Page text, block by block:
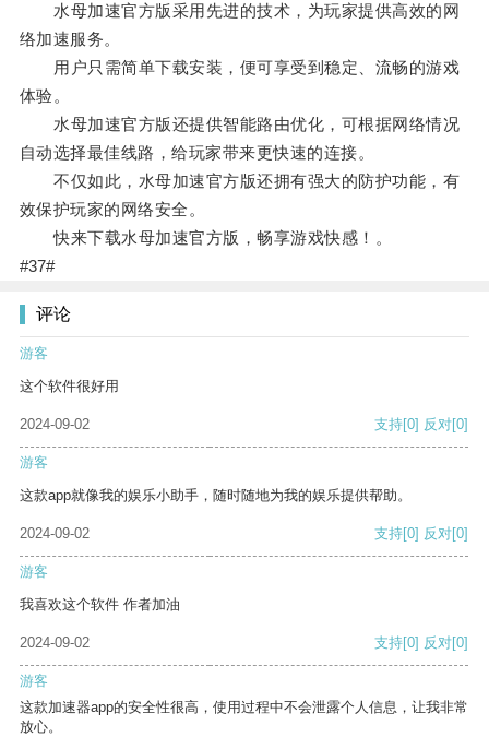
水母加速官方版采用先进的技术，为玩家提供高效的网
络加速服务。
用户只需简单下载安装，便可享受到稳定、流畅的游戏
体验。
水母加速官方版还提供智能路由优化，可根据网络情况
自动选择最佳线路，给玩家带来更快速的连接。
不仅如此，水母加速官方版还拥有强大的防护功能，有
效保护玩家的网络安全。
快来下载水母加速官方版，畅享游戏快感！。
#37#
评论
游客
这个软件很好用
2024-09-02 支持[0] 反对[0]
游客
这款app就像我的娱乐小助手，随时随地为我的娱乐提供帮助。
2024-09-02 支持[0] 反对[0]
游客
我喜欢这个软件 作者加油
2024-09-02 支持[0] 反对[0]
游客
这款加速器app的安全性很高，使用过程中不会泄露个人信息，让我非常
放心。